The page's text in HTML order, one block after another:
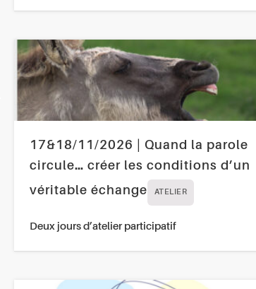
17&18/11/2026 | Quand la parole
circule… créer les conditions d’un
véritable échange
ATELIER
Deux jours d’atelier participatif